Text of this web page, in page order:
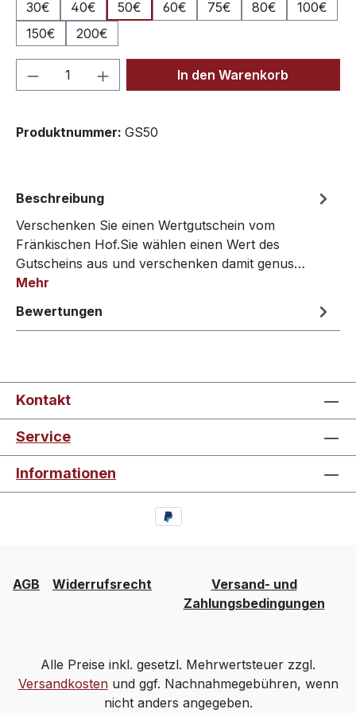
30€ 40€ 50€ 60€ 75€ 80€
100€
150€
200€
Produkt Anzahl: Gib denIn den Warenkorb
Produktnummer: GS50
Beschreibung
Verschenken Sie einen Wertgutschein vom
Fränkischen Hof.Sie wählen einen Wert des
Gutscheins aus und verschenken damit genus…
Mehr
Bewertungen
Kontakt
Service
Informationen
AGB Widerrufsrecht
Versand- und
Zahlungsbedingungen
Alle Preise inkl. gesetzl. Mehrwertsteuer zzgl.
Versandkostenund ggf. Nachnahmegebühren, wenn
nicht anders angegeben.